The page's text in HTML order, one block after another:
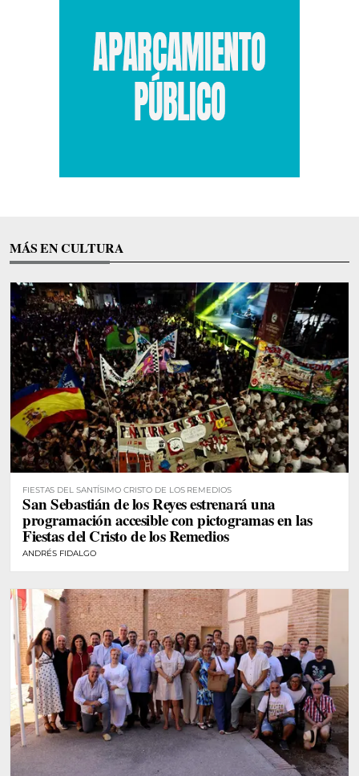
MÁS EN CULTURA
FIESTAS DEL SANTÍSIMO CRISTO DE LOS REMEDIOS
San Sebastián de los Reyes estrenará una
programación accesible con pictogramas en las
Fiestas del Cristo de los Remedios
ANDRÉS FIDALGO